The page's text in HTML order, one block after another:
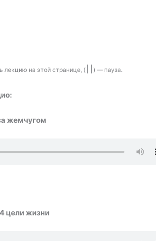
лекцию на этой странице, ( ) — пауза.
жемчугом
цели жизни